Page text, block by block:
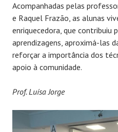
Acompanhadas pelas
e Raquel Frazão, as alunas
enriquecedora, que contribuiu
aprendizagens, aproximá-las
reforçar a importância dos
apoio à comunidade.
Prof. Luísa Jorge